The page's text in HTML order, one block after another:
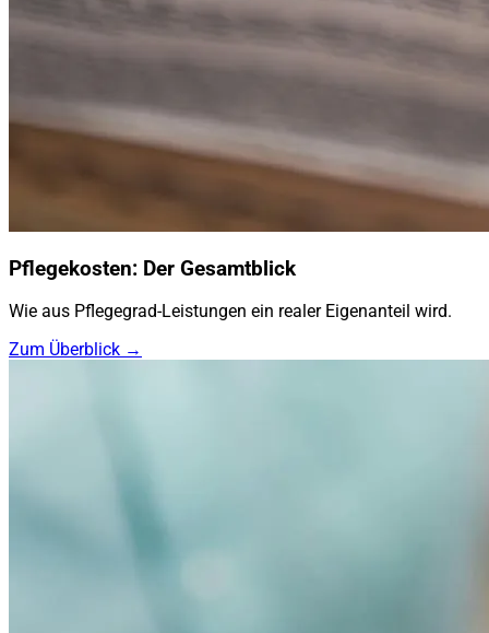
Pflegekosten: Der Gesamtblick
Wie aus Pflegegrad-Leistungen ein realer Eigenanteil wird.
Zum Überblick →